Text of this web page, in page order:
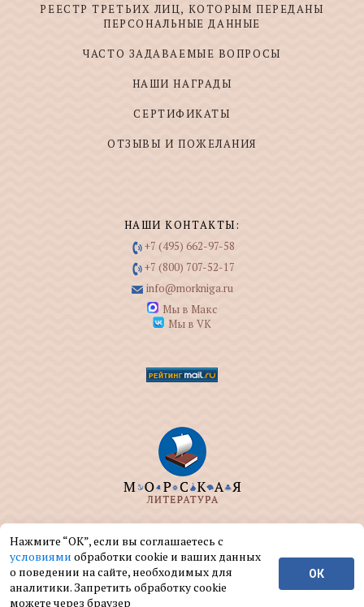
РЕЕСТР ТРЕТЬИХ ЛИЦ, КОТОРЫМ ПЕРЕДАНЫ
ПЕРСОНАЛЬНЫЕ ДАННЫЕ
ЧАСТО ЗАДАВАЕМЫЕ ВОПРОСЫ
НАШИ НАГРАДЫ
СЕРТИФИКАТЫ
ОТЗЫВЫ И ПОЖЕЛАНИЯ
НАШИ КОНТАКТЫ:
+7 (495) 662-97-58
+7 (800) 707-52-17
info@morkniga.ru
Мы в Макс
Мы в VK
ООО "МОРКНИГА" занимается изданием и
реализацией книг на морскую тематику.
© ООО "МОРКНИГА", 2004 — 2026 г.
Нажмите “ОК”, если вы соглашаетесь с
условиями обработки cookie и ваших данных
о поведении на сайте, необходимых для
аналитики. Запретить обработку cookie
можете через браузер
ОК